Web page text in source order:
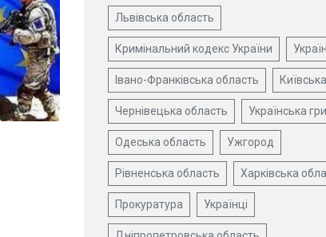
Львівська область
Кримінальний кодекс України
Івано-Франківська область
Чернівецька область Українська
Одеська область Ужгород
Рівненська область Харківська
Прокуратура Українці